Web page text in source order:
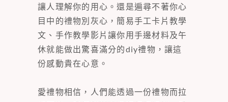
讓人理解你的用心。還是遍尋不著你心
目中的禮物別灰心，簡易手工卡片教學
文、手作教學影片讓你用手邊材料及午
休就能做出驚喜滿分的diy禮物，讓這
份感動貴在心意。
愛禮物相信，人們能透過一份禮物而拉